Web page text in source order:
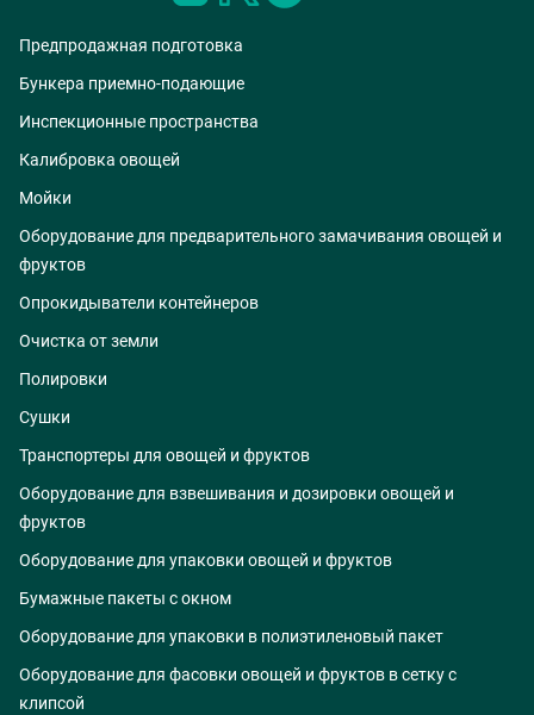
Предпродажная подготовка
Бункера приемно-подающие
Инспекционные пространства
Калибровка овощей
Мойки
Оборудование для предварительного замачивания овощей и
фруктов
Опрокидыватели контейнеров
Очистка от земли
Полировки
Сушки
Транспортеры для овощей и фруктов
Оборудование для взвешивания и дозировки овощей и
фруктов
Оборудование для упаковки овощей и фруктов
Бумажные пакеты с окном
Оборудование для упаковки в полиэтиленовый пакет
Оборудование для фасовки овощей и фруктов в сетку с
клипсой